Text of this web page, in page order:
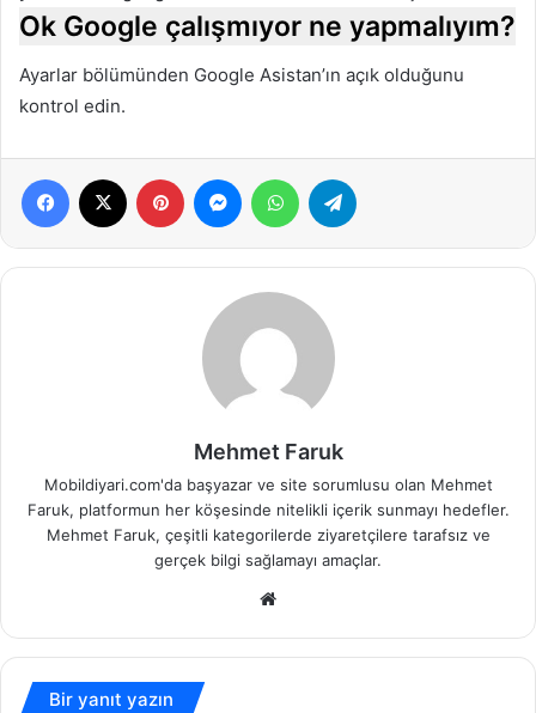
Ok Google çalışmıyor ne yapmalıyım?
Ayarlar bölümünden Google Asistan’ın açık olduğunu
kontrol edin.
Facebook Pinterest MessengerWhatsApp
Mehmet Faruk
Mobildiyari.com'da başyazar ve site sorumlusu olan Mehmet
Faruk, platformun her köşesinde nitelikli içerik sunmayı hedefler.
Mehmet Faruk, çeşitli kategorilerde ziyaretçilere tarafsız ve
gerçek bilgi sağlamayı amaçlar.
Bir yanıt yazın